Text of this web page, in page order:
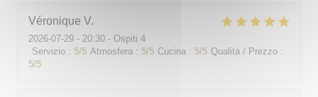
Véronique V
2026-07-29 - 20:30 - Ospiti 4
Servizio : 5/5 Atmosfera : 5/5 Cucina : 5/5 Qualità / Prezzo :
5/5